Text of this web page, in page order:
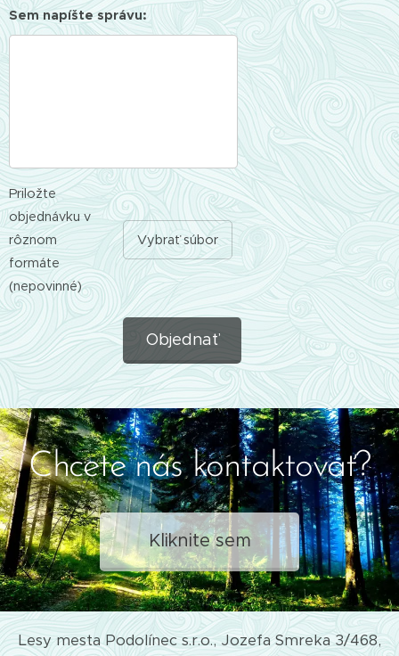
Sem napíšte správu:
Priložte
objednávku v
rôznom
formáte
(nepovinné)
Vybrať súbor
Objednať
Chcete nás kontaktovať?
Kliknite sem
Lesy mesta Podolínec s.r.o., Jozefa Smreka 3/468,